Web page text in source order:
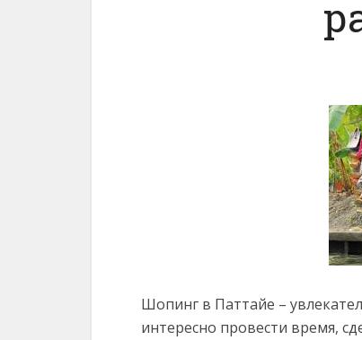
Шопинг в Паттайе –
интересно провести время,